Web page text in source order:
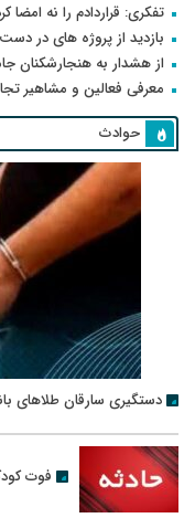
تفکری: قراردادم را نه
بازدید از پروژه های در
از هشدار به هنجارشکنان
معرفی فعالین و مشاهیر
حوادث
دستگیری سارقان طلاهای
فوت کودک ۷ ساله رفسنجانی در